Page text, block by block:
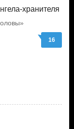
хранителя
16